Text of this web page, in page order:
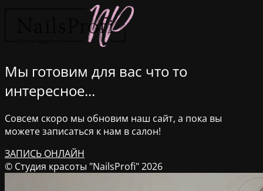
Мы готовим для вас что то
интересное...
Совсем скоро мы обновим наш сайт, а пока вы
можете записаться к нам в салон!
ЗАПИСЬ ОНЛАЙН
© Студия красоты "NailsProfi" 2026